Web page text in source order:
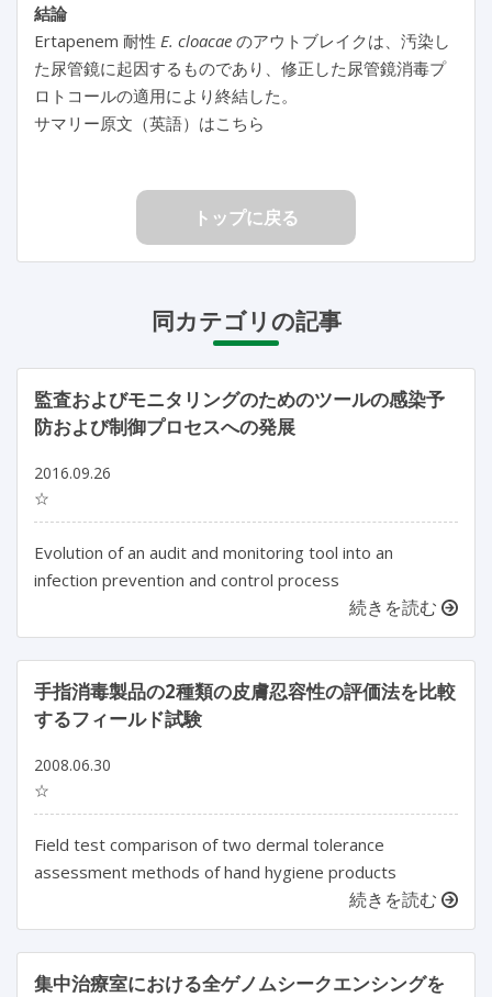
結論
Ertapenem 耐性 E. cloacae のアウトブレイクは、汚染し
た尿管鏡に起因するものであり、修正した尿管鏡消毒プ
ロトコールの適用により終結した。
サマリー原文（英語）はこちら
トップに戻る
同カテゴリの記事
監査およびモニタリングのためのツールの感染予
防および制御プロセスへの発展
2016.09.26
☆
Evolution of an audit and monitoring tool into an
infection prevention and control process
続きを読む
手指消毒製品の2種類の皮膚忍容性の評価法を比較
するフィールド試験
2008.06.30
☆
Field test comparison of two dermal tolerance
assessment methods of hand hygiene products
続きを読む
集中治療室における全ゲノムシークエンシングを